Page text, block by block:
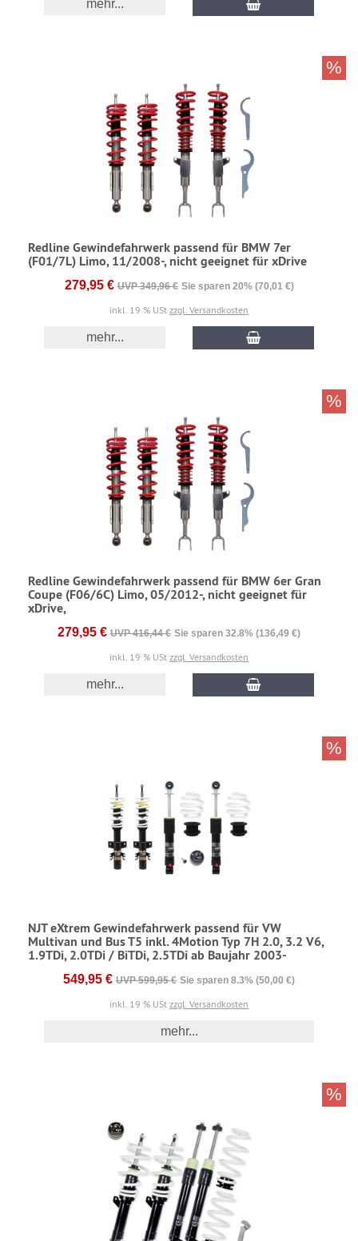
mehr...
Redline Gewindefahrwerk passend für BMW 7er
(F01/7L) Limo, 11/2008-, nicht geeignet für xDrive
279,95 € UVP 349,96 € Sie sparen 20% (70,01 €)
inkl. 19 % USt zzgl. Versandkosten
mehr...
%
Redline Gewindefahrwerk passend für BMW 6er Gran
Coupe (F06/6C) Limo, 05/2012-, nicht geeignet für
xDrive,
279,95 € UVP 416,44 € Sie sparen 32.8% (136,49 €)
inkl. 19 % USt zzgl. Versandkosten
mehr...
%
NJT eXtrem Gewindefahrwerk passend für VW
Multivan und Bus T5 inkl. 4Motion Typ 7H 2.0, 3.2 V6,
1.9TDi, 2.0TDi / BiTDi, 2.5TDi ab Baujahr 2003-
549,95 € UVP 599,95 € Sie sparen 8.3% (50,00 €)
inkl. 19 % USt zzgl. Versandkosten
mehr...
%
%